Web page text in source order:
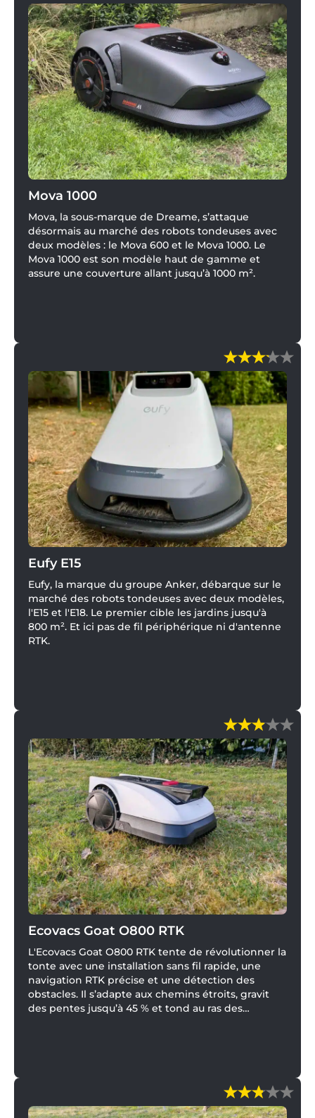
Mova 1000
Mova, la sous-marque de Dreame, s’attaque
désormais au marché des robots tondeuses avec
deux modèles : le Mova 600 et le Mova 1000. Le
Mova 1000 est son modèle haut de gamme et
assure une couverture allant jusqu’à 1000 m².
Eufy E15
Eufy, la marque du groupe Anker, débarque sur le
marché des robots tondeuses avec deux modèles,
l'E15 et l'E18. Le premier cible les jardins jusqu'à
800 m². Et ici pas de fil périphérique ni d'antenne
RTK.
Ecovacs Goat O800 RTK
L'Ecovacs Goat O800 RTK tente de révolutionner la
tonte avec une installation sans fil rapide, une
navigation RTK précise et une détection des
obstacles. Il s’adapte aux chemins étroits, gravit
des pentes jusqu’à 45 % et tond au ras des